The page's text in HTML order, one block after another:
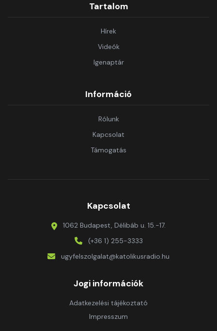
Tartalom
Hírek
Videók
Igenaptár
Információ
Rólunk
Kapcsolat
Támogatás
Kapcsolat
1062 Budapest, Délibáb u. 15.-17.
(+36 1) 255-3333
ugyfelszolgalat@katolikusradio.hu
Jogi információk
Adatkezelési tájékoztató
Impresszum